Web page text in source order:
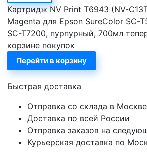
Картридж NV Print T6943 (NV-
Magenta для Epson SureColor SC-
SC-T7200, пурпурный, 700мл
корзине покупок
Перейти в корзину
Быстрая доставка
Отправка со склада в Москве
Доставка по всей России
Отправка заказов на
Курьерская доставка по